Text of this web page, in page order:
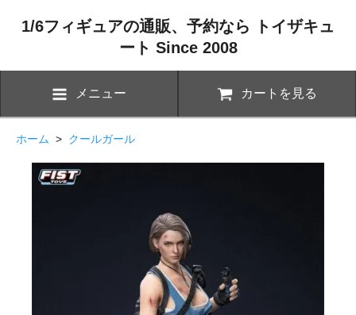
1/6フィギュアの通販、予約なら トイザキュ
ート Since 2008
メニュー カートを見る
ホーム > クールガール